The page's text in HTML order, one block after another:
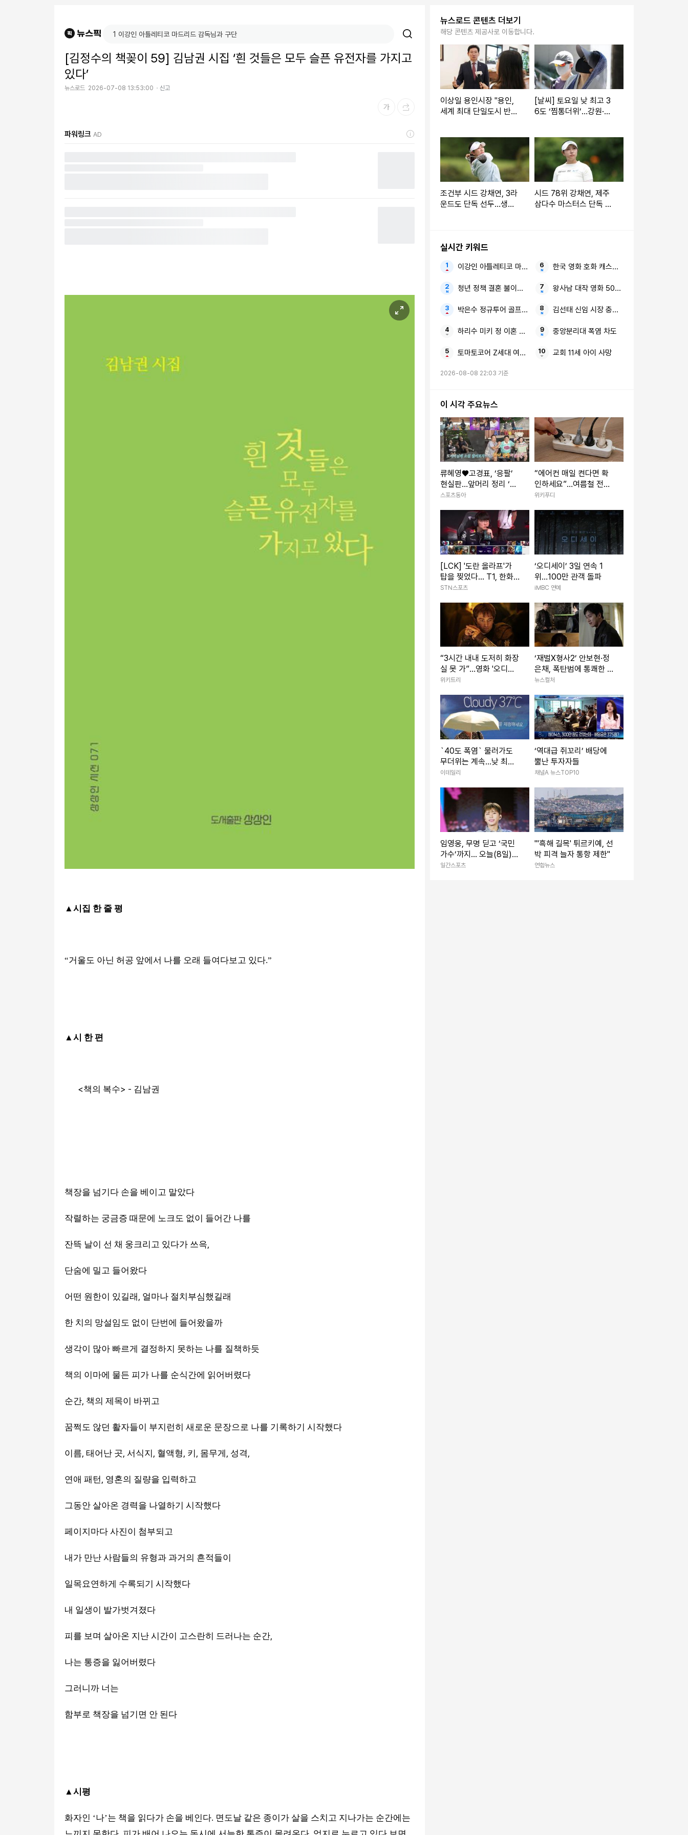
[김정수의 책꽂이 59] 김남권 시집 ‘흰 것들은 모두 슬픈 유전자를 가지고
있다’
뉴스로드 2026-07-08 13:53:00 신고
파워링크 AD
▲시집 한 줄 평
“거울도 아닌 허공 앞에서 나를 오래 들여다보고 있다.”
▲시 한 편
<책의 복수> - 김남권
책장을 넘기다 손을 베이고 말았다
작렬하는 궁금증 때문에 노크도 없이 들어간 나를
잔뜩 날이 선 채 웅크리고 있다가 쓰윽
단숨에 밀고 들어왔다
어떤 원한이 있길래 얼마나 절치부심했길래
한 치의 망설임도 없이 단번에 들어왔을까
생각이 많아 빠르게 결정하지 못하는 나를 질책하듯
책의 이마에 물든 피가 나를 순식간에 읽어버렸다
순간 책의 제목이 바뀌고
꿈쩍도 않던 활자들이 부지런히 새로운 문장으로 나를 기록하기 시작했다
이름 태어난 곳 서식지 혈액형 키 몸무게 성격
연애 패턴 영혼의 질량을 입력하고
그동안 살아온 경력을 나열하기 시작했다
페이지마다 사진이 첨부되고
내가 만난 사람들의 유형과 과거의 흔적들이
일목요연하게 수록되기 시작했다
내 일생이 발가벗겨졌다
피를 보며 살아온 지난 시간이 고스란히 드러나는 순간
나는 통증을 잃어버렸다
그러니까 너는
함부로 책장을 넘기면 안 된다
▲시평
화자인 ‘나’는 책을 읽다가 손을 베인다. 면도날 같은 종이가 살을 스치고 지나가는 순간에는
뉴스로드 콘텐츠 더보기
해당 콘텐츠 제공사로 이동합니다.
이상일 용인시장 "용인,
세계 최대 단일도시 반도
[날씨] 토요일 낮 최고 3
6도 ‘찜통더위’…강원·경
조건부 시드 강채연, 3라
운드도 단독 선두…생애
시드 78위 강채연, 제주
삼다수 마스터스 단독 선
실시간 키워드
이강인 아틀레티코 마드리드 감독님과 구단
청년 정책 결혼 불이익 22개 과제
박은수 정규투어 골프 선수
하리수 미키 정 이혼 이유
토마토코어 Z세대 여름 유통가
한국 영화 호화 캐스팅 기대감
왕사남 대작 영화 500만 관객
김선태 신임 시장 충주시청
중앙분리대 폭염 차도
교회 11세 아이 사망
2026-08-08 22:03 기준
이 시각 주요뉴스
류혜영♥고경표, ‘응팔’
현실판…앞머리 정리 ‘심
쿵’→최고 7.8% (나혼
스포츠동아
“에어컨 매일 켠다면 확
인하세요”…여름철 전기
화재 줄이는 점검법
위키푸디
[LCK] '도란 올라프'가
탑을 찢었다... T1, 한화생
명 압도하고 1세트 선취
STN스포츠
‘오디세이’ 3일 연속 1
위…100만 관객 돌파
iMBC 연예
“3시간 내내 도저히 화장
실 못 가”…영화 '오디세
이' 쿠키영상·평점·논란
위키트리
‘재벌X형사2’ 안보현·정
은채, 폭탄범에 통쾌한 반
격 예고
뉴스컬처
`40도 폭염` 물러가도
무더위는 계속…낮 최고
35도[내일날씨]
이데일리
‘역대급 쥐꼬리’ 배당에
뿔난 투자자들
채널A 뉴스TOP10
임영웅, 무명 딛고 ‘국민
가수’까지... 오늘(8일)
데뷔 10주년
일간스포츠
"'흑해 길목' 튀르키예, 선
박 피격 늘자 통항 제한"
연합뉴스